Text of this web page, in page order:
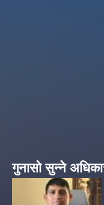
गुनासो सुन्ने